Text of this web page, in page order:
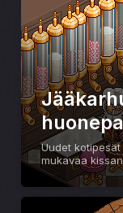
Uudet
mukavaa
jääkarhuille ja